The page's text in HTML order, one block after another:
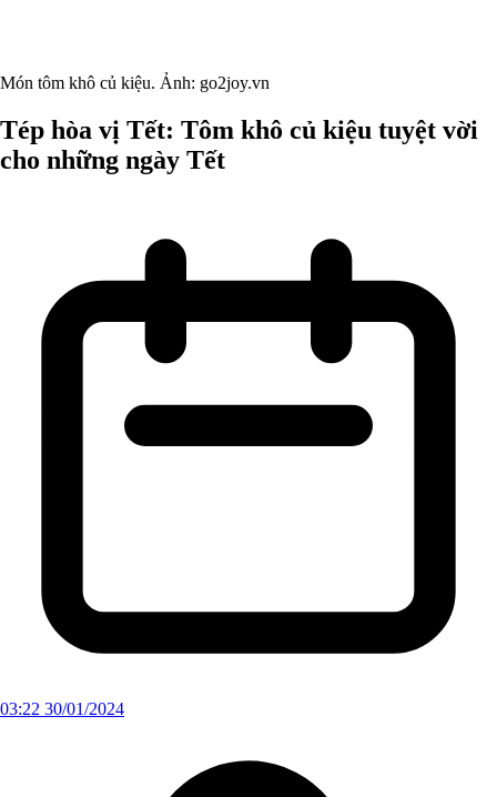
Món tôm khô củ kiệu. Ảnh: go2joy.vn
Tép hòa vị Tết: Tôm khô củ kiệu tuyệt vời
cho những ngày Tết
03:22 30/01/2024